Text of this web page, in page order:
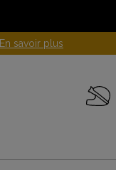
En savoir plus